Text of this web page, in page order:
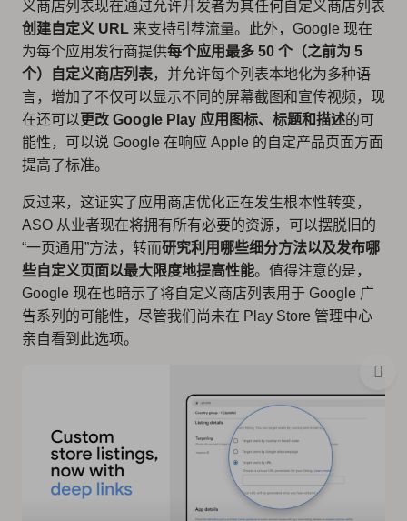
义商店列表现在通过允许开发者为其任何自定义商店列表
创建自定义 URL 来支持引荐流量。此外，Google 现在
为每个应用发行商提供每个应用最多 50 个（之前为 5
个）自定义商店列表，并允许每个列表本地化为多种语
言，增加了不仅可以显示不同的屏幕截图和宣传视频，现
在还可以 更改 Google Play 应用图标、标题和描述的可
能性，可以说 Google 在响应 Apple 的自定产品页面方面
提高了标准。
反过来，这证实了应用商店优化正在发生根本性转变，
ASO 从业者现在将拥有所有必要的资源，可以摆脱旧的
“一页通用”方法，转而研究利用哪些细分方法以及发布哪
些自定义页面以最大限度地提高性能。值得注意的是，
Google 现在也暗示了将自定义商店列表用于 Google 广
告系列的可能性，尽管我们尚未在 Play Store 管理中心
亲自看到此选项。